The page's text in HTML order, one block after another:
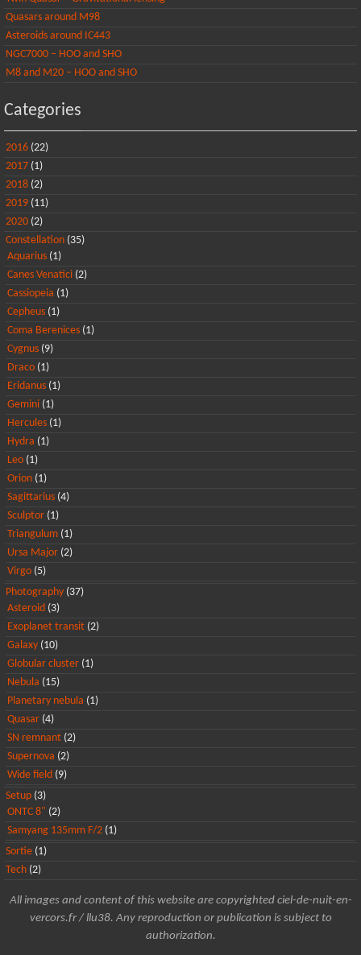
Quasars around M98
Asteroids around IC443
NGC7000 – HOO and SHO
M8 and M20 – HOO and SHO
Categories
2016 (22)
2017 (1)
2018 (2)
2019 (11)
2020 (2)
Constellation (35)
Aquarius (1)
Canes Venatici (2)
Cassiopeia (1)
Cepheus (1)
Coma Berenices (1)
Cygnus (9)
Draco (1)
Eridanus (1)
Gemini (1)
Hercules (1)
Hydra (1)
Leo (1)
Orion (1)
Sagittarius (4)
Sculptor (1)
Triangulum (1)
Ursa Major (2)
Virgo (5)
Photography (37)
Asteroid (3)
Exoplanet transit (2)
Galaxy (10)
Globular cluster (1)
Nebula (15)
Planetary nebula (1)
Quasar (4)
SN remnant (2)
Supernova (2)
Wide field (9)
Setup (3)
ONTC 8" (2)
Samyang 135mm F/2 (1)
Sortie (1)
Tech (2)
All images and content of this website are copyrighted ciel-de-nuit-en-
vercors.fr / llu38. Any reproduction or publication is subject to
authorization.